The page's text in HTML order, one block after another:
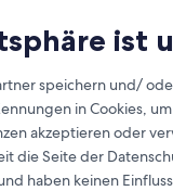
ist
speichern und/
in Cookies,
akzeptieren oder
die Seite der
haben keinen